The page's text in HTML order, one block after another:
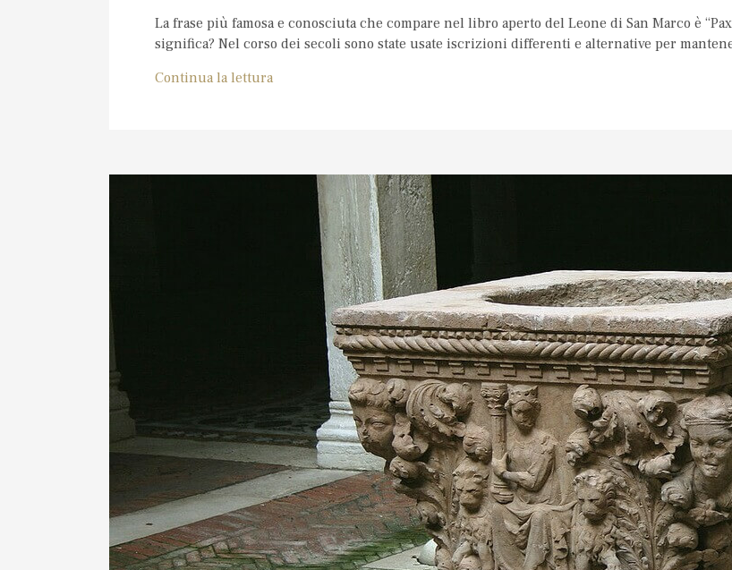
La frase più famosa e conosciuta che compare nel libro aperto del Leone di San Marco è
significa? Nel corso dei secoli sono state usate iscrizioni differenti e alternative per
Continua la lettura